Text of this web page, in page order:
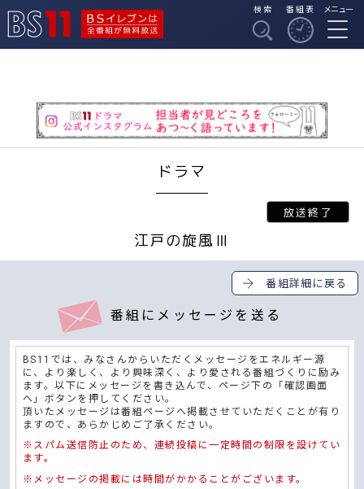
BSイレブンは全番組
検索 番組表 メニュー
ドラマ
江戸の旋風Ⅲ
番組詳細に戻る
番組にメッセージを送る
BS11では、みなさんからいただくメッセージをエネルギー源
に、より楽しく、より興味深く、より愛される番組づくりに励み
ます。以下にメッセージを書き込んで、ページ下の「確認画面
へ」ボタンを押してください。
頂いたメッセージは番組ページへ掲載させていただくことが有り
ますので、あらかじめご了承ください。
※スパム送信防止のため、連続投稿に一定時間の制限を設けてい
ます。
※メッセージの掲載には時間がかかることがございます。